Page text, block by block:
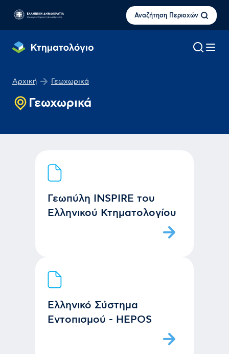
Αναζήτηση Περιοχών
Αρχική Γεωχωρικά
Γεωχωρικά
Γεωπύλη INSPIRE του
Ελληνικού Κτηματολογίου
Ελληνικό Σύστημα
Εντοπισμού - HEPOS